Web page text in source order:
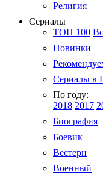
Религия
Сериалы
ТОП 100
Новинки
Сериалы в
По году:
2018 2017
Биография
Боевик
Вестерн
Военный